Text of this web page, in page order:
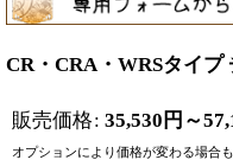
CR・CRA・WRSタイプ
販売価格: 35,530 円 ～
オプションにより価格が変わる場合も